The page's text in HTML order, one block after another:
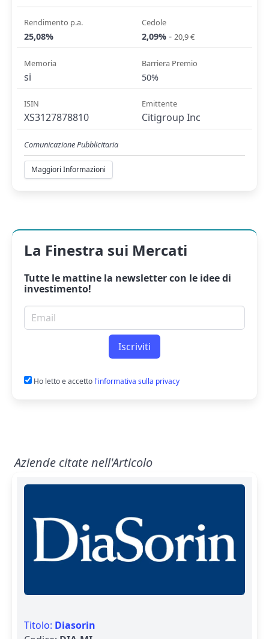
Rendimento p.a.
25,08%
Cedole
2,09% - 20,9 €
Memoria
si
Barriera Premio
50%
ISIN
XS3127878810
Emittente
Citigroup Inc
Comunicazione Pubblicitaria
Maggiori Informazioni
La Finestra sui Mercati
Tutte le mattine la newslettercon le idee di
investimento!
Email per newsletter
Iscriviti
Ho letto e accetto l'informativa sulla privacy
Aziende citate nell'Articolo
Titolo: Diasorin